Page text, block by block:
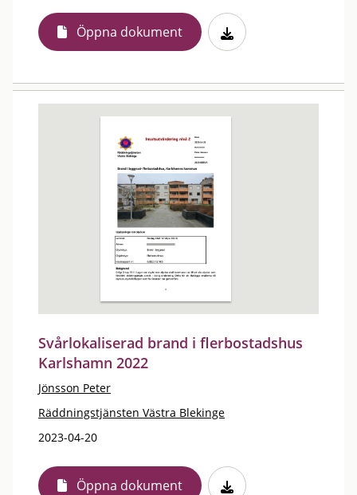
Öppna dokument
Svårlokaliserad brand i flerbostadshus
Karlshamn 2022
Jönsson Peter
Räddningstjänsten Västra Blekinge
2023-04-20
Öppna dokument